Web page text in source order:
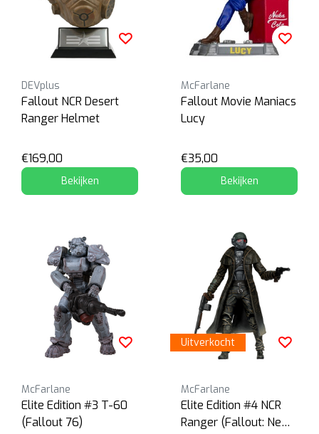
DEVplus
Fallout NCR Desert
Ranger Helmet
€169,00
Bekijken
McFarlane
Fallout Movie Maniacs
Lucy
€35,00
Bekijken
McFarlane
Elite Edition #3 T-60
(Fallout 76)
Uitverkocht
McFarlane
Elite Edition #4 NCR
Ranger (Fallout: New